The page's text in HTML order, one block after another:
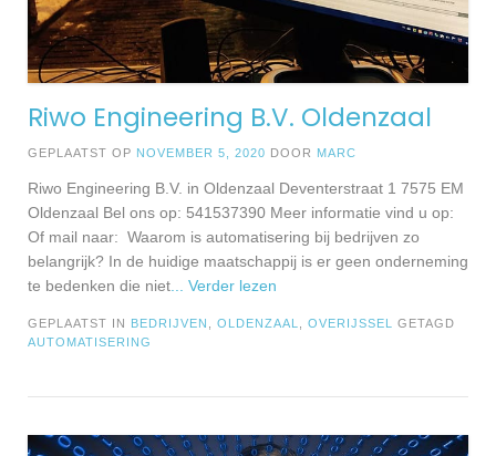
Riwo Engineering B.V. Oldenzaal
GEPLAATST OP NOVEMBER 5, 2020 DOOR MARC
Riwo Engineering B.V. in Oldenzaal Deventerstraat 1 7575 EM
Oldenzaal Bel ons op: 541537390 Meer informatie vind u op:
Of mail naar: Waarom is automatisering bij bedrijven zo
belangrijk? In de huidige maatschappij is er geen onderneming
te bedenken die niet... Verder lezen
GEPLAATST IN BEDRIJVEN OLDENZAAL OVERIJSSEL
GETAGD
AUTOMATISERING